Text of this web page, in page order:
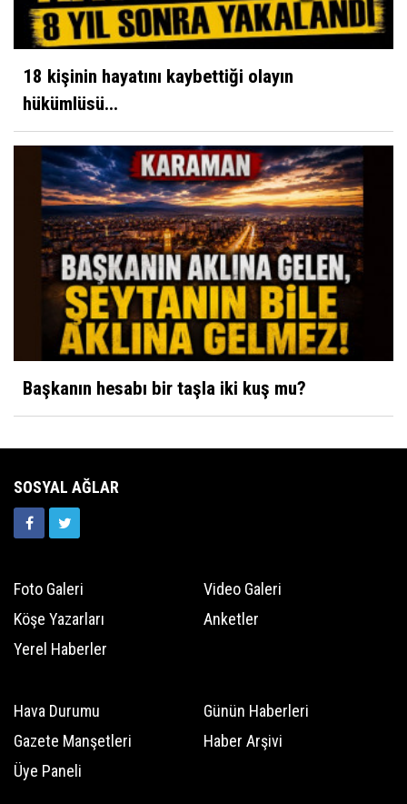
Yüksel Ayhan
Nezahat Onbaşı
Sultan Akbulut
Mustafa Koçak
Modern çağın putları!
18 kişinin hayatını kaybettiği olayın
hükümlüsü...
Başkanın hesabı bir taşla iki kuş mu?
SOSYAL AĞLAR
Foto Galeri
Video Galeri
Köşe Yazarları
Anketler
Yerel Haberler
Hava Durumu
Günün Haberleri
Gazete Manşetleri
Haber Arşivi
Üye Paneli